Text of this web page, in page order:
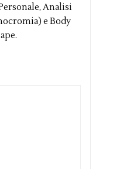
Analisi
e Body